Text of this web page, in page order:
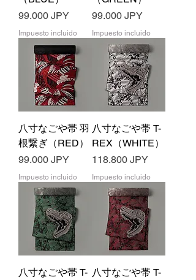
Precio
99.000 JPY
Impuesto incluido
Precio
99.000 JPY
Impuesto incluido
八寸なごや帯 羽
根繋ぎ（RED）
Precio
99.000 JPY
Impuesto incluido
八寸なごや帯 T-
REX（WHITE）
Precio
118.800 JPY
Impuesto incluido
八寸なごや帯 T- 八寸なごや帯 T-